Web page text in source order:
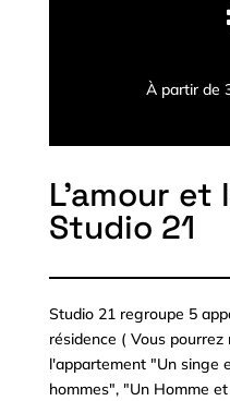
À partir de
L'amour et
Studio 21
Studio 21 regroupe 5
résidence ( Vous
l'appartement "Un singe
hommes", "Un Homme